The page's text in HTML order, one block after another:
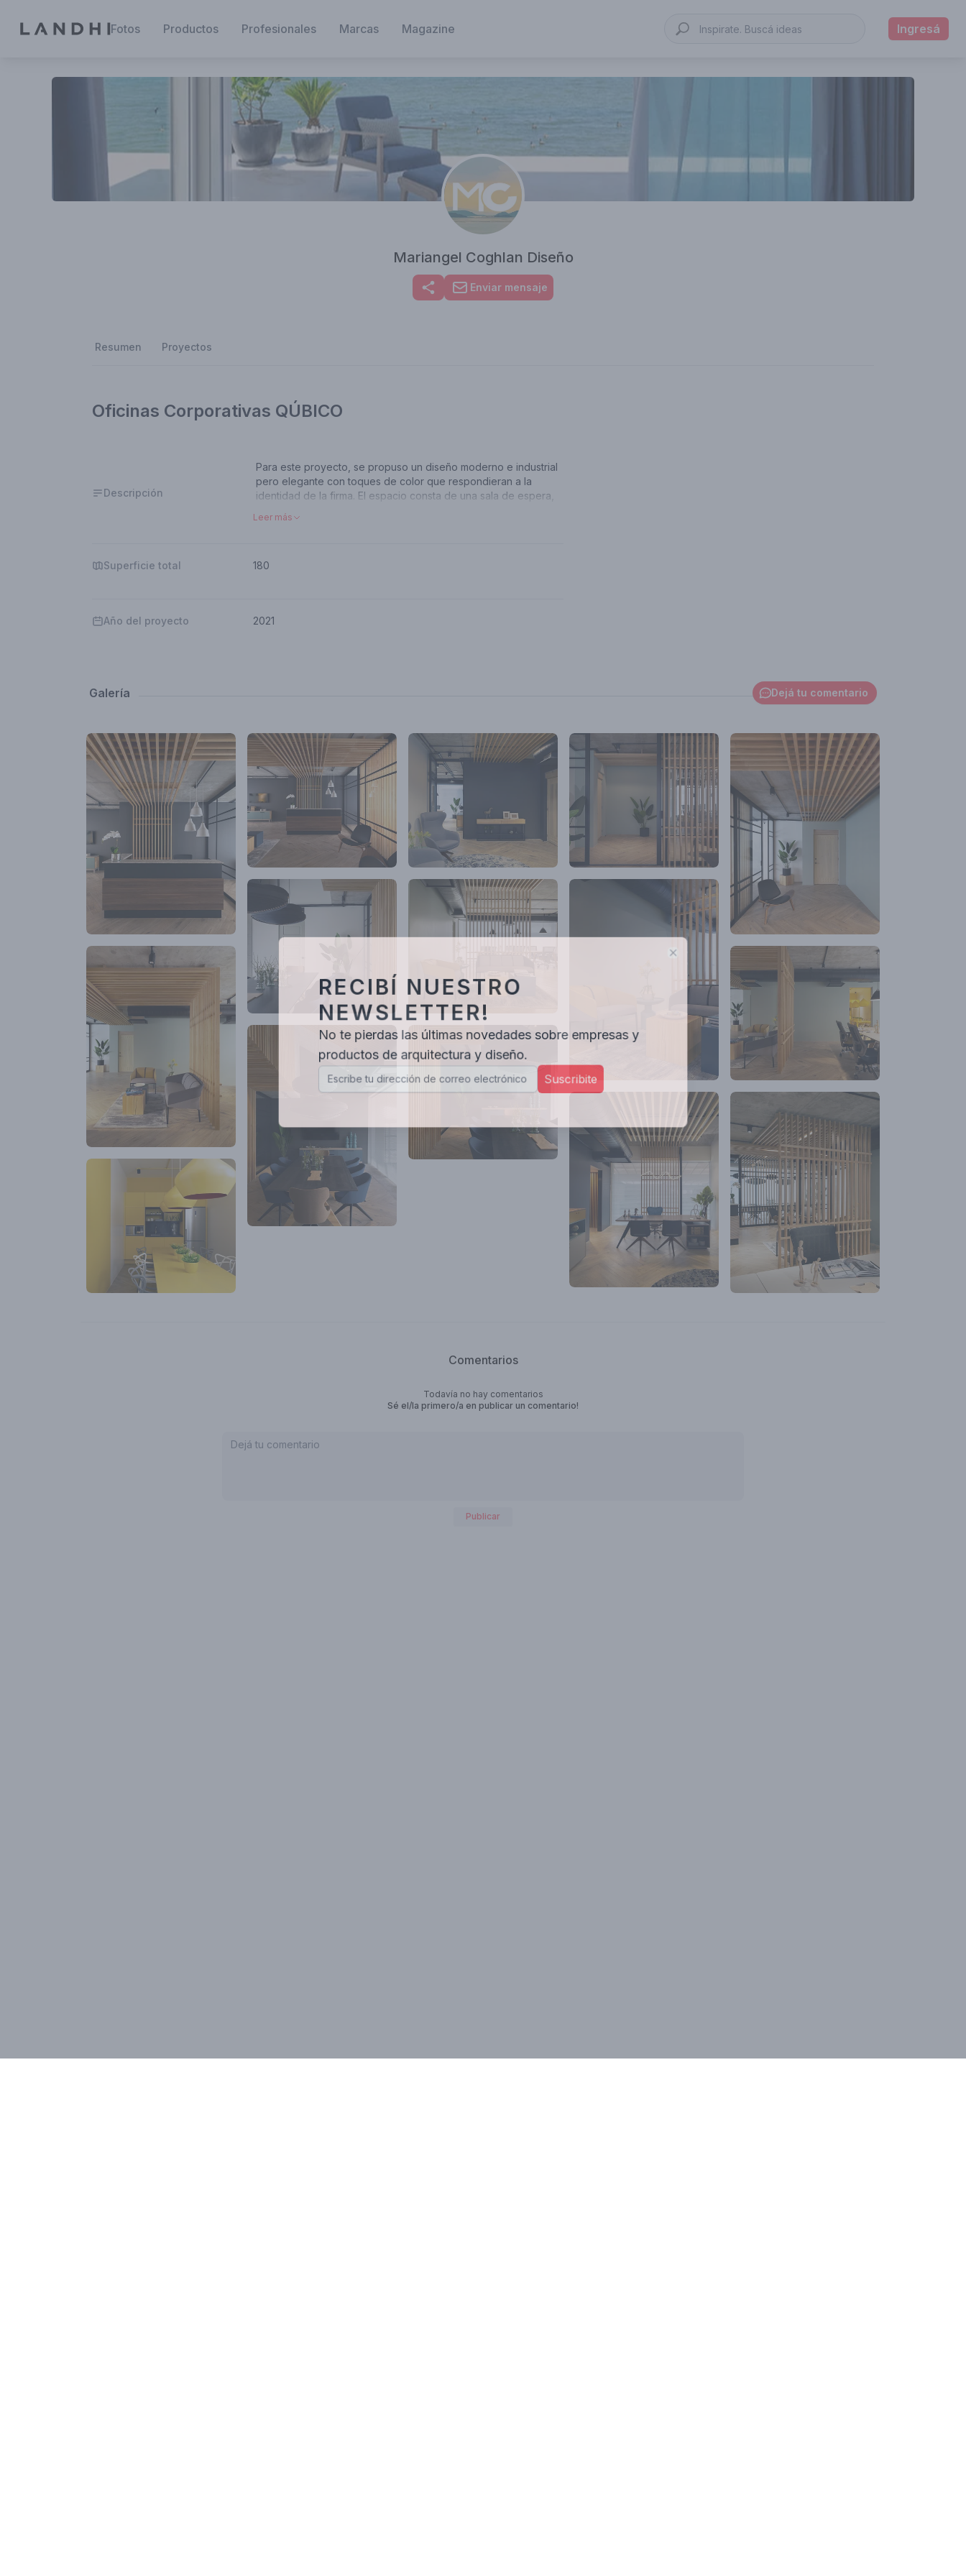
Fotos Productos Profesionales Marcas Magazine Ingresá
Mariangel Coghlan Diseño
Enviar mensaje
Resumen Proyectos
Oficinas Corporativas QÚBICO
Descripción
Para este proyecto, se propuso un diseño moderno e industrial
pero elegante con toques de color que respondieran a la
identidad de la firma. El espacio consta de una sala de espera,
cocineta y una oficina de dirección, con circulación y baños;
la entrada de luz natural y la ventilación que ya estaban dadas
de todo el espacio, logrando la integración de cada área y al
mismo tiempo, dividiendo las áreas privadas que lo requerían.
El grado de innovación y la diferencia competitiva del proyecto
residen en el empleo de celosías y ventanales con películas
inteligentes como elemento divisorio de espacios pero sin
desconectarlos, dejando pasar la luz pero creando áreas de
privacidad donde se requiere.
Leer más
Superficie total 180
Año del proyecto 2021
Galería Dejá tu comentario
Comentarios
Todavía no hay comentarios
Sé el/la primero/a en publicar un comentario!
Publicar
Close
RECIBÍ NUESTRO
NEWSLETTER!
No te pierdas las últimas novedades sobre empresas y
productos de arquitectura y diseño.
Suscribite